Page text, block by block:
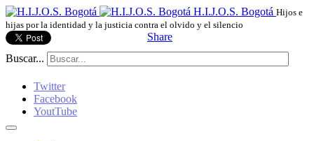
H.I.J.O.S. Bogotá Hijos e
hijas por la identidad y la justicia contra el olvido y el silencio
Share
Buscar...
Twitter
Facebook
YoutTube